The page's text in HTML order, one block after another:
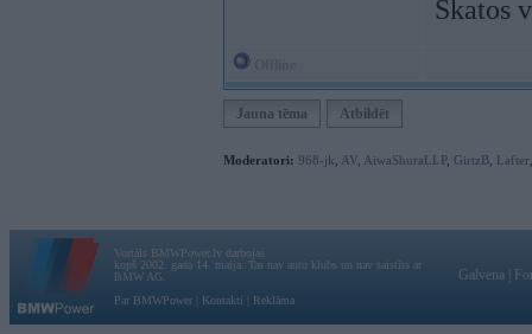
Skatos
Jauna tēma Atbildēt
Moderatori: 968-jk AV AiwaShuraLLP, GirtzB Lafter
Vortāls BMWPower.lv darbojas
kopš 2002. gada 14. maija. Tas nav auto klubs un nav saistīts ar
BMW AG.
Par BMWPower
Kontakti Reklāma
Galvena